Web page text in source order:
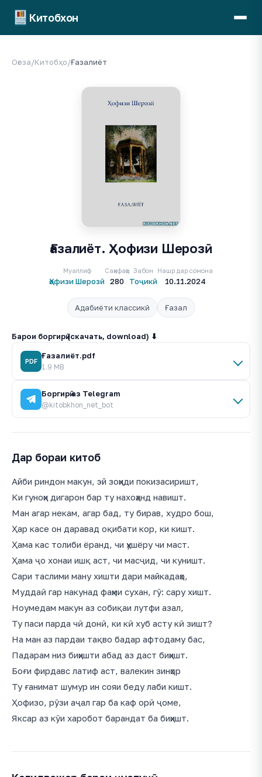
Китобхон
Оғоза/Китобҳо/Ғазалиёт
Барои боргирӣ (скачать, download) ⬇
PDF
Ғазалиёт.pdf
1.9 MB
Боргирӣ аз Telegram
@kitobkhon_net_bot
Ғазалиёт. Ҳофизи Шерозӣ
Муаллиф
Ҳофизи Шерозӣ
Саҳифаҳо
280
Забон
Тоҷикӣ
Нашр дар сомона
10.11.2024
Адабиёти классикӣ Ғазал
Дар бораи китоб
Айби риндон макун, эй зоҳиди покизасиришт,
Ки гуноҳи дигарон бар ту нахоҳанд навишт.
Ман агар некам, агар бад, ту бирав, худро бош,
Ҳар касе он даравад оқибати кор, ки кишт.
Ҳама кас толиби ёранд, чи ҳушёру чи маст.
Ҳама ҷо хонаи ишқ аст, чи масҷид, чи куништ.
Сари таслими ману хишти дари майкадаҳо,
Муддаӣ гар накунад фаҳми сухан, гӯ: сару хишт.
Ноумедам макун аз собиқаи лутфи азал,
Ту паси парда чӣ донӣ, ки кӣ хуб асту кӣ зишт?
На ман аз пардаи тақво бадар афтодаму бас,
Падарам низ биҳишти абад аз даст биҳишт.
Боғи фирдавс латиф аст, валекин зинҳор
Ту ғанимат шумур ин сояи беду лаби кишт.
Ҳофизо, рӯзи аҷал гар ба каф орӣ ҷоме,
Яксар аз кӯи харобот барандат ба биҳишт.